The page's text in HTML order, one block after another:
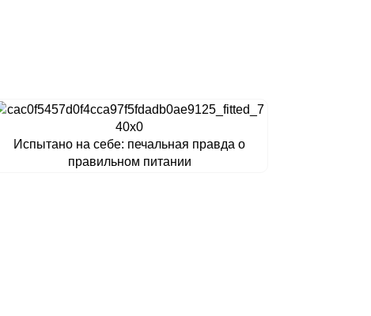
Испытано на себе: печальная правда о
правильном питании